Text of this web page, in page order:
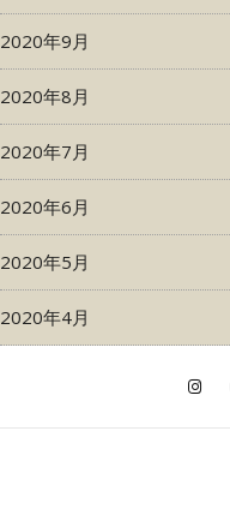
2020年9月
2020年8月
2020年7月
2020年6月
2020年5月
2020年4月